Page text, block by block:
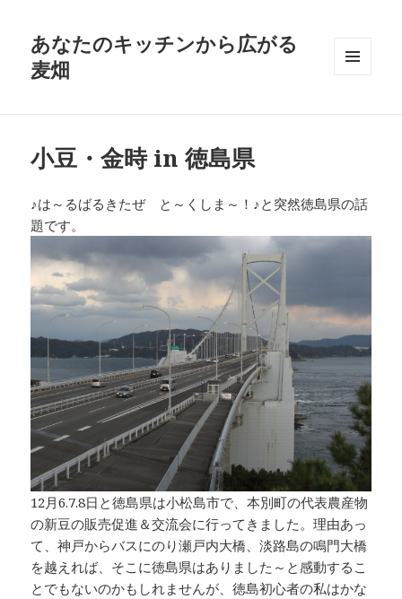
あなたのキッチンから広がる
麦畑
小豆・金時 in 徳島県
♪は～るばるきたぜ と～くしま～！♪と突然徳島県の話
題です。
12月6.7.8日と徳島県は小松島市で、本別町の代表農産物
の新豆の販売促進＆交流会に行ってきました。理由あっ
て、神戸からバスにのり瀬戸内大橋、淡路島の鳴門大橋
を越えれば、そこに徳島県はありました～と感動するこ
とでもないのかもしれませんが、徳島初心者の私はかな